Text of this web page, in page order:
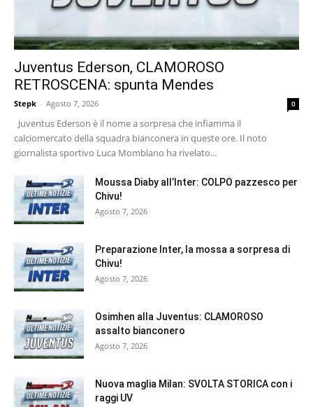
Juventus Ederson, CLAMOROSO
RETROSCENA: spunta Mendes
Stepk - Agosto 7, 2026 0
Juventus Ederson è il nome a sorpresa che infiamma il
calciomercato della squadra bianconera in queste ore. Il noto
giornalista sportivo Luca Momblano ha rivelato...
Moussa Diaby all’Inter: COLPO pazzesco per
Chivu!
Agosto 7, 2026
Preparazione Inter, la mossa a sorpresa di
Chivu!
Agosto 7, 2026
Osimhen alla Juventus: CLAMOROSO
assalto bianconero
Agosto 7, 2026
Nuova maglia Milan: SVOLTA STORICA con i
raggi UV